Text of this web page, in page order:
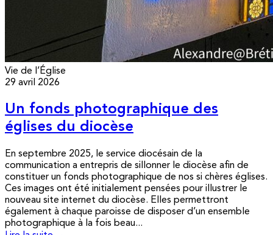
Vie de l’Église
29 avril 2026
Un fonds photographique des
églises du diocèse
En septembre 2025, le service diocésain de la
communication a entrepris de sillonner le diocèse afin de
constituer un fonds photographique de nos si chères églises.
Ces images ont été initialement pensées pour illustrer le
nouveau site internet du diocèse. Elles permettront
également à chaque paroisse de disposer d’un ensemble
photographique à la fois beau...